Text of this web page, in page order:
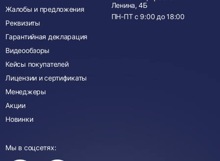
Жалобы и предложения
Реквизиты
Гарантийная декларация
Видеообзоры
Кейсы покупателей
Лицензии и сертификаты
Менеджеры
Акции
Новинки
Ленина, 4Б
ПН-ПТ с 9:00 до 18:00
Мы в соцсетях: